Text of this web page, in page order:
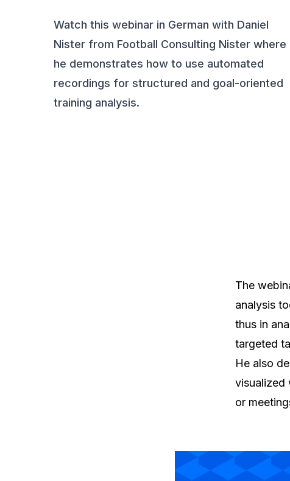
Watch this webinar in German with Daniel
Nister from Football Consulting Nister where
he demonstrates how to use automated
recordings for structured and goal-oriented
training analysis.
The
analysis
thus in
targeted
He also
visualized
or